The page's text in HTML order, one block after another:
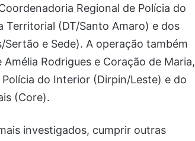
Regional de Polícia do
(DT/Santo Amaro) e dos
e Sede). A operação também
Rodrigues e Coração de Maria,
do Interior (Dirpin/Leste) e do
(Core).
investigados, cumprir outras